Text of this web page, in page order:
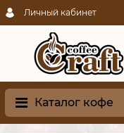
Личный кабинет
Каталог кофе